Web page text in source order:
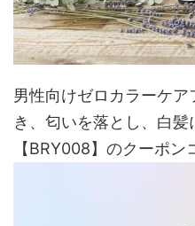
男性向けゼロカラーケ
き、匂いを落とし、白髪
【BRY008】のクーポン